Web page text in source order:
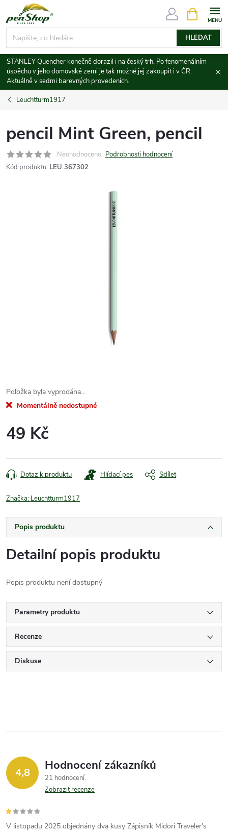
na
obsah
HLEDAT
NÁKUPNÍ
KOŠÍK
STANLEY Quencher konečně dorazil i na český trh. Po fenomenálním
úspěchu v jeho domovské zemi je tak možné jej zakoupit i v ČR.
Aktuálně v sedmi barevných provedeních.
Leuchtturm1917
pencil Mint Green, pencil
Neohodnoceno Podrobnosti hodnocení
Kód produktu: LEU 367302
Položka byla vyprodána…
Momentálně nedostupné
49 Kč
cena:
Dotaz k produktu Hlídací pes Sdílet
Značka: Leuchtturm1917
Popis produktu
Detailní popis produktu
Popis produktu není dostupný
Parametry produktu
Recenze
Diskuse
4,8 Hodnocení zákazníků
21 hodnocení
Zobrazit recenze
V listopadu 2025 objednány dva kusy Zápisník Midori Traveler's